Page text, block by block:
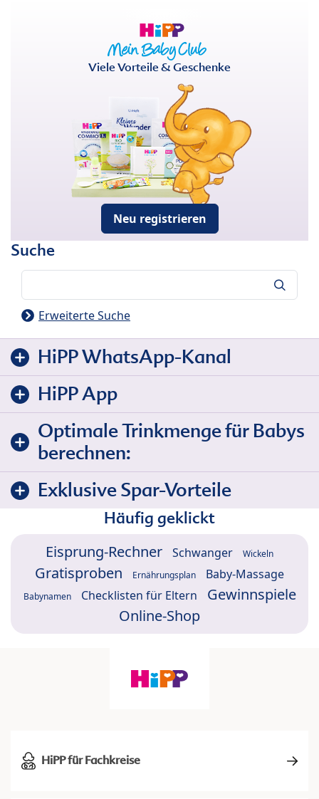
Viele Vorteile & Geschenke
Neu registrieren
Suche
Erweiterte Suche
HiPP WhatsApp-Kanal
HiPP App
Optimale Trinkmenge für Babys
berechnen:
Exklusive Spar-Vorteile
Häufig geklickt
Eisprung-Rechner Schwanger Wickeln
Gratisproben Ernährungsplan Baby-Massage
Babynamen Checklisten für Eltern
Gewinnspiele
Online-Shop
HiPP für Fachkreise